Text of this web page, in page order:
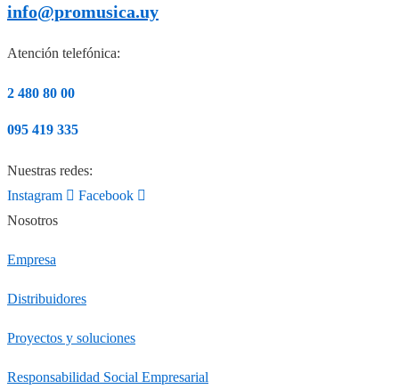
info@promusica.uy
Atención telefónica:
2 480 80 00
095 419 335
Nuestras redes:
Instagram
Facebook
Nosotros
Empresa
Distribuidores
Proyectos y soluciones
Responsabilidad Social Empresarial